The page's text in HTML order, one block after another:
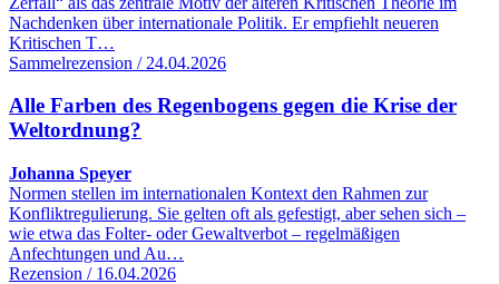
Nachdenken über internationale Politik. Er empfiehlt neueren
Kritischen T…
Sammelrezension / 24.04.2026
Alle Farben des Regenbogens gegen die Krise der
Weltordnung?
Johanna Speyer
Normen stellen im internationalen Kontext den Rahmen zur
Konfliktregulierung. Sie gelten oft als gefestigt, aber sehen sich –
wie etwa das Folter- oder Gewaltverbot – regelmäßigen
Anfechtungen und Au…
Rezension / 16.04.2026